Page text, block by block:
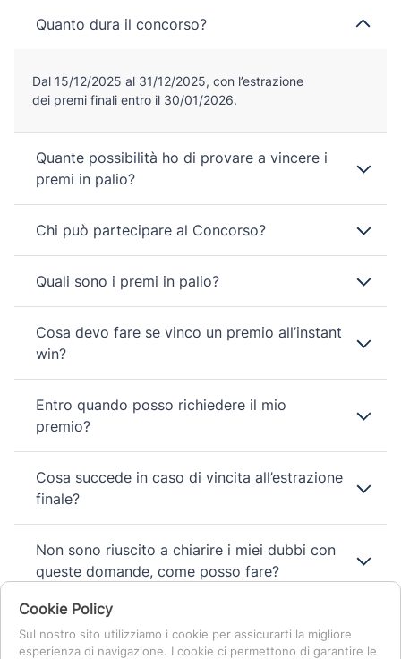
Quanto dura il concorso?
Dal 15/12/2025 al 31/12/2025, con l’estrazione
dei premi finali entro il 30/01/2026.
Quante possibilità ho di provare a vincere i
premi in palio?
Chi può partecipare al Concorso?
Quali sono i premi in palio?
Cosa devo fare se vinco un premio all’instant
win?
Entro quando posso richiedere il mio
premio?
Cosa succede in caso di vincita all’estrazione
finale?
Non sono riuscito a chiarire i miei dubbi con
queste domande, come posso fare?
Cookie Policy
Sul nostro sito utilizziamo i cookie per assicurarti la migliore
esperienza di navigazione. I cookie ci permettono di garantire le